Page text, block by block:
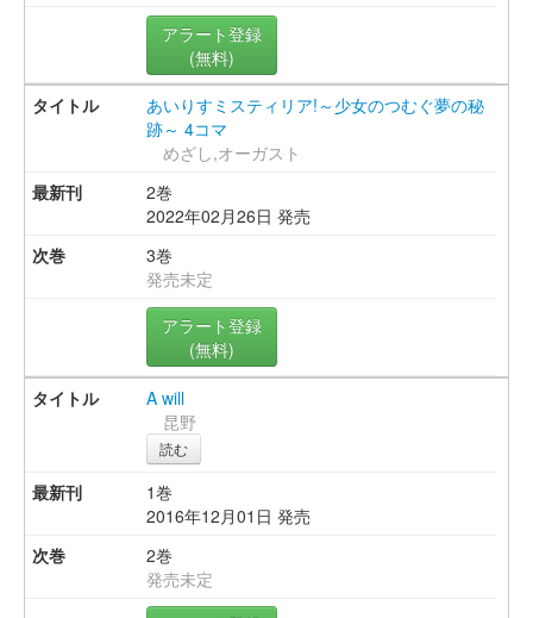
アラート登録
(無料)
あいりすミスティリア!～少女のつむぐ夢の秘
跡～ 4コマ
めざし,オーガスト
2巻
2022年02月26日 発売
3巻
発売未定
アラート登録
(無料)
A will
昆野
読む
1巻
2016年12月01日 発売
2巻
発売未定